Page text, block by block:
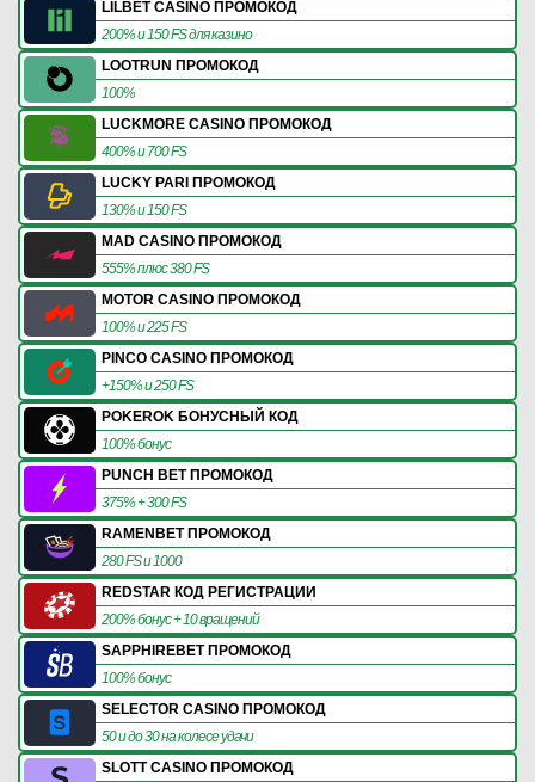
LILBET CASINO ПРОМОКОД
200% и 150 FS для казино
LOOTRUN ПРОМОКОД
100%
LUCKMORE CASINO ПРОМОКОД
400% и 700 FS
LUCKY PARI ПРОМОКОД
130% и 150 FS
MAD CASINO ПРОМОКОД
555% плюс 380 FS
MOTOR CASINO ПРОМОКОД
100% и 225 FS
PINCO CASINO ПРОМОКОД
+150% и 250 FS
POKEROK БОНУСНЫЙ КОД
100% бонус
PUNCH BET ПРОМОКОД
375% + 300 FS
RAMENBET ПРОМОКОД
280 FS и 1000
REDSTAR КОД РЕГИСТРАЦИИ
200% бонус + 10 вращений
SAPPHIREBET ПРОМОКОД
100% бонус
SELECTOR CASINO ПРОМОКОД
50 и до 30 на колесе удачи
SLOTT CASINO ПРОМОКОД